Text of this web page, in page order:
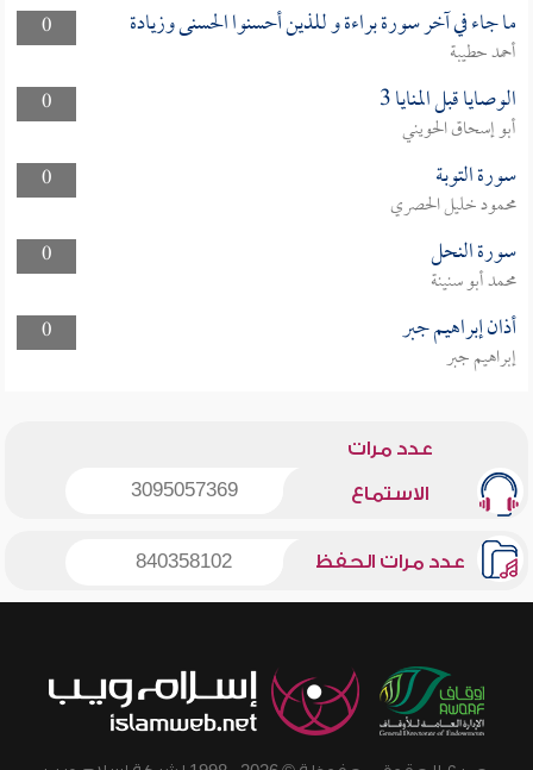
0 ما جاء في آخر سورة براءة و للذين أحسنوا الحسنى وزيادة
أحمد حطيبة
0
الوصايا قبل المنايا 3
أبو إسحاق الحويني
0
سورة التوبة
محمود خليل الحصري
0
سورة النحل
محمد أبو سنينة
0
أذان إبراهيم جبر
إبراهيم جبر
عدد مرات
الاستماع 3095057369
عدد مرات الحفظ 840358102